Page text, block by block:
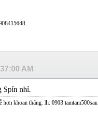
AM
Spín nhỉ.
hơn khoan thẳng. lh: 0903 tamtam500sau